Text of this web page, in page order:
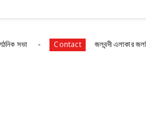
Contact জলবন্দী এলাকার জলনিকাশী সমস্যা